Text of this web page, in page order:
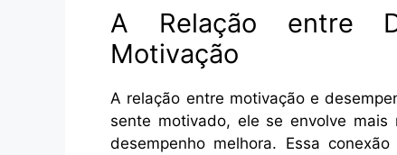
A Relação entre
Motivação
A relação entre motivação e
sente motivado, ele se envolve
desempenho melhora. Essa